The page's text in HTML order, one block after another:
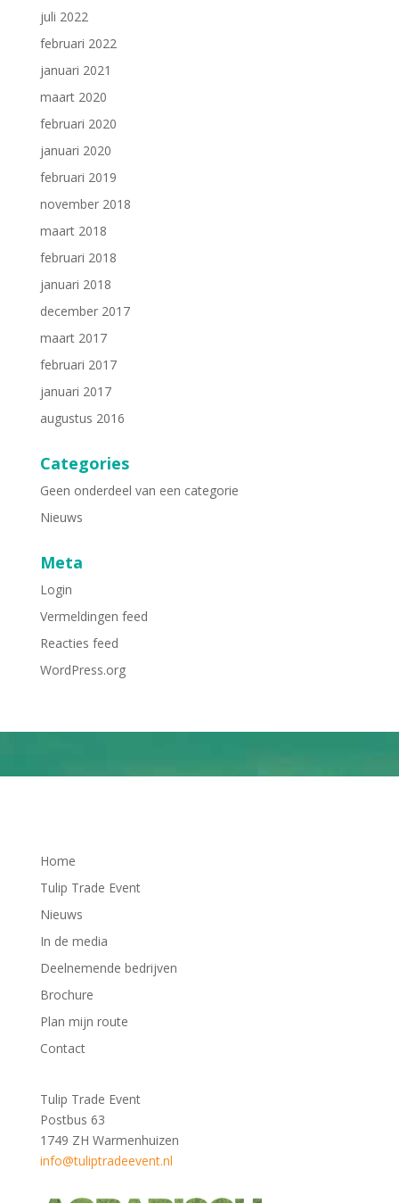
juli 2022
februari 2022
januari 2021
maart 2020
februari 2020
januari 2020
februari 2019
november 2018
maart 2018
februari 2018
januari 2018
december 2017
maart 2017
februari 2017
januari 2017
augustus 2016
Categories
Geen onderdeel van een categorie
Nieuws
Meta
Login
Vermeldingen feed
Reacties feed
WordPress.org
Home
Tulip Trade Event
Nieuws
In de media
Deelnemende bedrijven
Brochure
Plan mijn route
Contact
Tulip Trade Event
Postbus 63
1749 ZH Warmenhuizen
info@tuliptradeevent.nl